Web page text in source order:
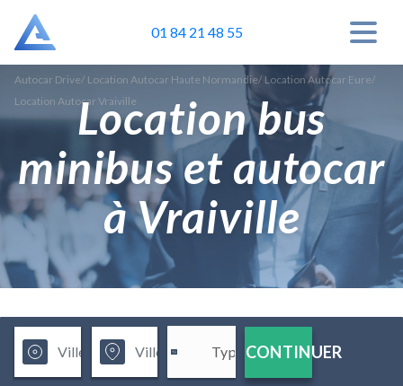
01 84 21 48 55
Autocar Drive/ Location Autocar Haute Normandie/ Location Autocar Eure/
Location Autocar VraivilleLocation bus
minibus et autocar
à Vraiville
CONTINUER